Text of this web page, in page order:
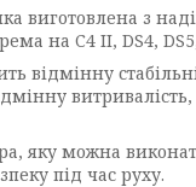
виготовлена з
на C4 II, DS4,
яку можна
під час руху.